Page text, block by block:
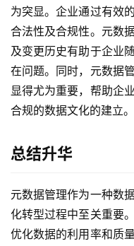
为突显。企业通过有效
合法性及合规性。元数
及变更历史有助于企业
在问题。同时，元数据
显得尤为重要，帮助企
合规的数据文化的建立。
总结升华
元数据管理作为一种数
化转型过程中至关重要
优化数据的利用率和质